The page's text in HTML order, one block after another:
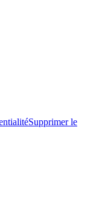
Supprimer le